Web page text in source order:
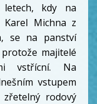
kdy na
Karel Michna z
se na panství
majitelé
vstřícní. Na
vstupem
rodový